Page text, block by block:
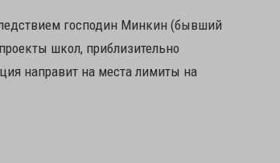
господин Минкин (бывший
школ, приблизительно
направит на места лимиты на